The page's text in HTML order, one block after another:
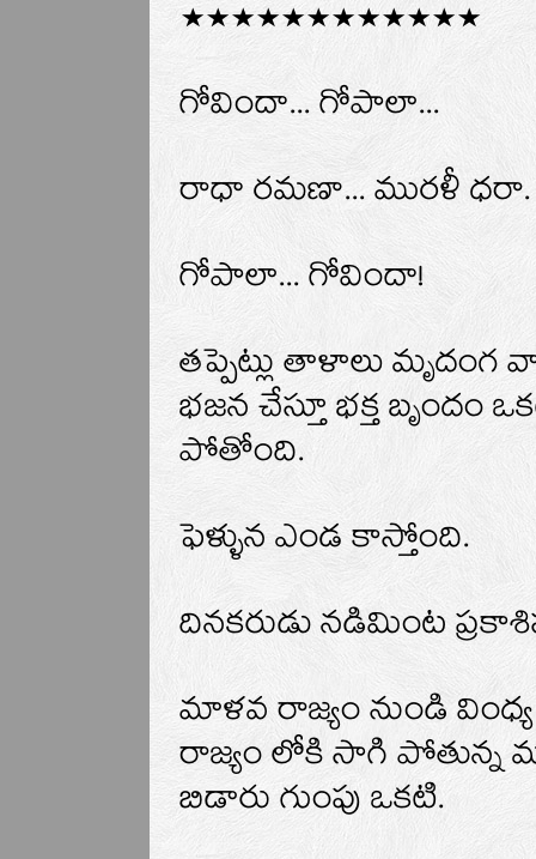
************
గోవిందా... గోపాలా...
రాధా రమణా... మురళీ ధరా.
గోపాలా... గోవిందా!
తప్పెట్లు తాళాలు
భజన చేస్తూ భక్త బృందం
పోతోంది.
ఫెళ్ళున ఎండ కాస్తోంది.
దినకరుడు నడిమింట
మాళవ రాజ్యం నుండి
రాజ్యం లోకి సాగి
బిడారు గుంపు ఒకటి.